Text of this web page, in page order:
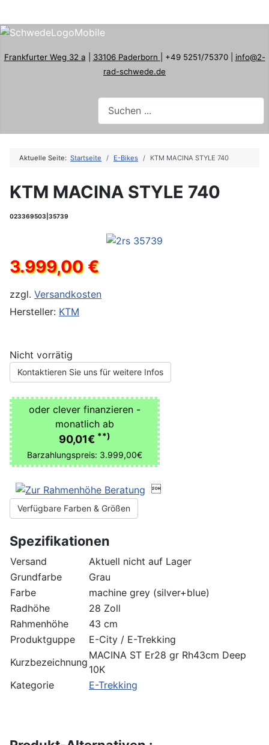
Frankfurter Weg 32 a 33106 Paderborn | +49 5251/75370 | info@2-
rad-schwede.de
Aktuelle Seite: Startseite E-Bikes KTM MACINA STYLE 740
KTM MACINA STYLE 740
023369503|35739
3.999,00 €
zzgl. Versandkosten
Hersteller: KTM
Nicht vorrätig
Kontaktieren Sie uns für weitere Infos
oder clever finanzieren -
monatlich ab
90,01€ **)
Barzahlungspreis: 3.999,00€

Verfügbare Farben & Größen
Spezifikationen
Versand
Aktuell nicht auf Lager
Grundfarbe
Grau
Farbe
machine grey (silver+blue)
Radhöhe
28 Zoll
Rahmenhöhe
43 cm
Produktguppe
E-City / E-Trekking
Kurzbezeichnung
MACINA ST Er28 gr Rh43cm Deep
10K
Kategorie
E-Trekking